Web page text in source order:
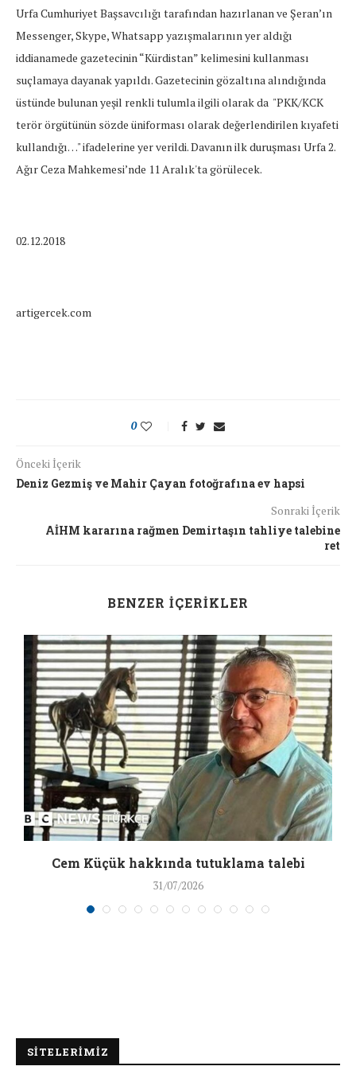
Urfa Cumhuriyet Başsavcılığı tarafından hazırlanan ve Şeran’ın
Messenger, Skype, Whatsapp yazışmalarının yer aldığı
iddianamede gazetecinin “Kürdistan” kelimesini kullanması
suçlamaya dayanak yapıldı. Gazetecinin gözaltına alındığında
üstünde bulunan yeşil renkli tulumla ilgili olarak da "PKK/KCK
terör örgütünün sözde üniforması olarak değerlendirilen kıyafeti
kullandığı…" ifadelerine yer verildi. Davanın ilk duruşması Urfa 2.
Ağır Ceza Mahkemesi’nde 11 Aralık'ta görülecek.
02.12.2018
artigercek.com
0
Önceki İçerik
Deniz Gezmiş ve Mahir Çayan fotoğrafına ev hapsi
Sonraki İçerik
AİHM kararına rağmen Demirtaşın tahliye talebine
ret
BENZER İÇERIKLER
Cem Küçük hakkında tutuklama talebi
31/07/2026
SİTELERİMİZ